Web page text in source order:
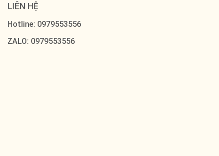
LIÊN HỆ
Hotline: 0979553556
ZALO: 0979553556